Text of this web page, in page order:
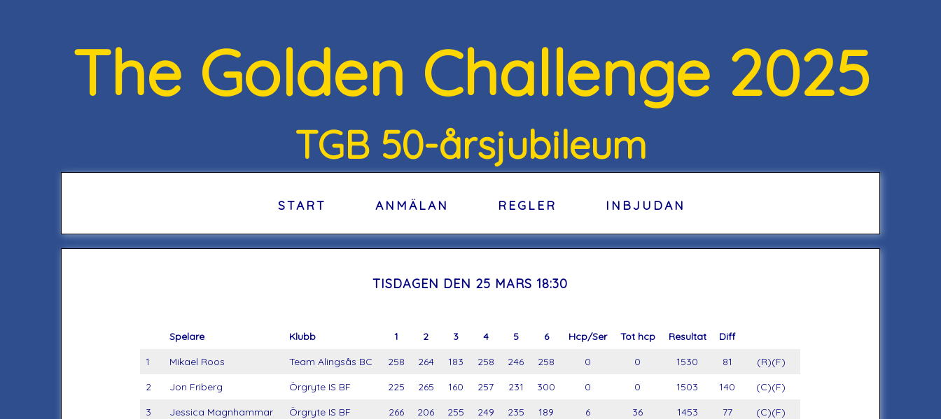
The Golden Challenge 2025
TGB 50-årsjubileum
START ANMÄLAN REGLER INBJUDAN
TISDAGEN DEN 25 MARS 18:30
Spelare Klubb 1 2 3 4 5 6 Hcp/Ser Tot hcp Resultat
Diff
1
Mikael Roos Team Alingsås BC 258 264 183 258 246 258 0 0 1530 81
(R)(F)
2
Jon Friberg Örgryte IS BF 225 265 160 257 231 300 0 0 1503 140
(C)(F)
3
Jessica Magnhammar Örgryte IS BF 266 206 255 249 235 189 6 36 1453 77
(C)(F)